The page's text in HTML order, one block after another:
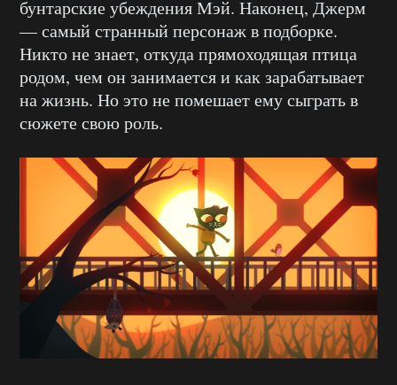
бунтарские убеждения Мэй. Наконец, Джерм
— самый странный персонаж в подборке.
Никто не знает, откуда прямоходящая птица
родом, чем он занимается и как зарабатывает
на жизнь. Но это не помешает ему сыграть в
сюжете свою роль.